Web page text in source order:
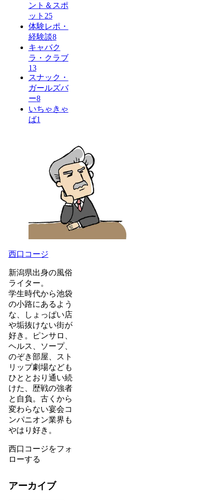
ント＆スポ
ット 25
体験レポ・
経験談8
キャバク
ラ・クラブ
13
スナック・
ガールズバ
ー8
いちゃきゃ
ば1
西口コージ
新潟県出身の風俗
ライター。
学生時代から池袋
の小路にあるよう
な、しょっぱい店
や垢抜けない街が
好き。ピンサロ、
ヘルス、ソープ、
のぞき部屋、スト
リップ劇場なども
ひととおり通い続
けた、歴戦の強者
と自負。古くから
変わらない宴会コ
ンパニオン業界も
やはり好き。
西口コージをフォ
ローする
アーカイブ